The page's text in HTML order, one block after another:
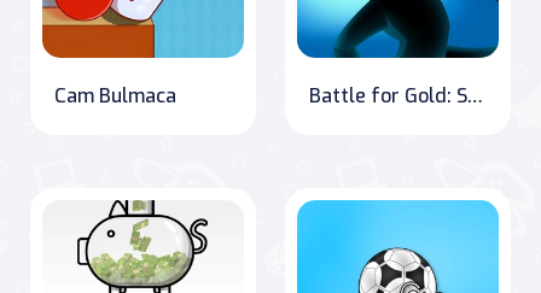
Cam Bulmaca Battle for Gold: Stick World